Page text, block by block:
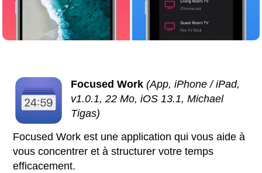
Focused Work (App, iPhone / iPad,
v1.0.1, 22 Mo, iOS 13.1, Michael
Tigas)
Focused Work est une application qui vous aide à
vous concentrer et à structurer votre temps
efficacement.